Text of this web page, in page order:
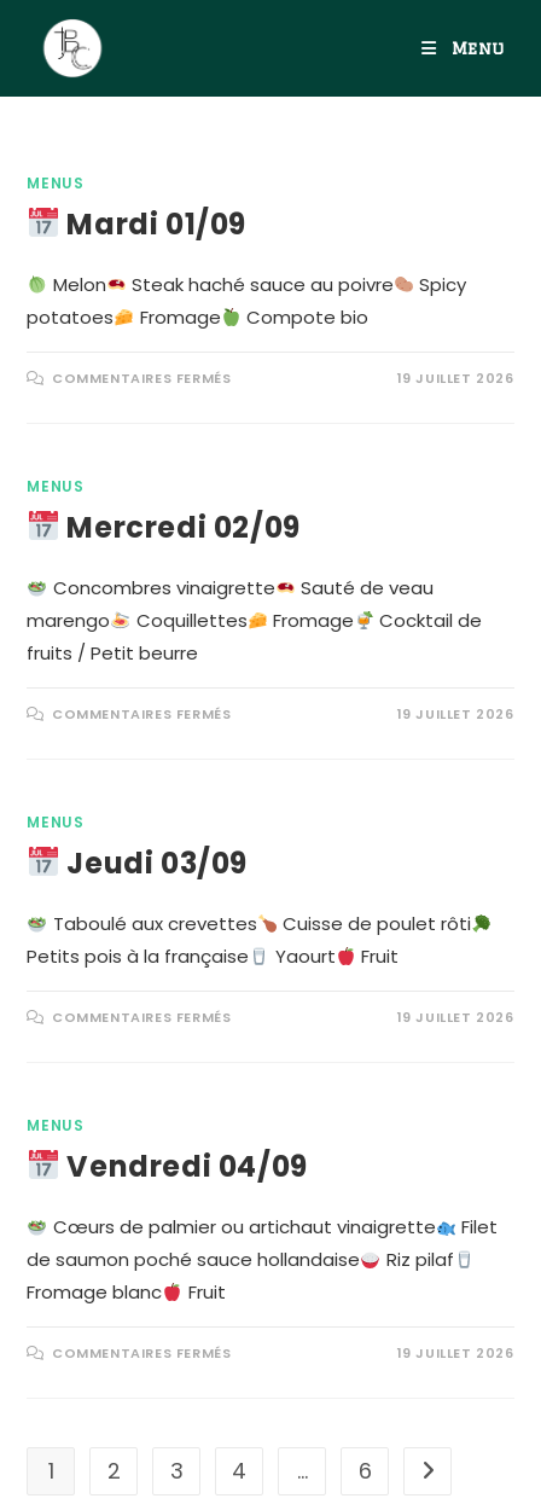
Menu
MENUS
Mardi 01/09
Melon Steak haché sauce au poivre
Spicy
potatoes
Fromage Compote bio
COMMENTAIRES FERMÉS 19 JUILLET 2026
MENUS
Mercredi 02/09
Concombres vinaigrette
Sauté de veau
marengo
Coquillettes Fromage
Cocktail de
fruits / Petit beurre
COMMENTAIRES FERMÉS 19 JUILLET 2026
MENUS
Jeudi 03/09
Taboulé aux crevettes
Cuisse de poulet rôti
Petits pois à la française
Yaourt Fruit
COMMENTAIRES FERMÉS 19 JUILLET 2026
MENUS
Vendredi 04/09
Cœurs de palmier ou artichaut vinaigrette
Filet
de saumon poché sauce hollandaise
Riz pilaf
Fromage blanc
Fruit
COMMENTAIRES FERMÉS 19 JUILLET 2026
1 2 3 4 … 6